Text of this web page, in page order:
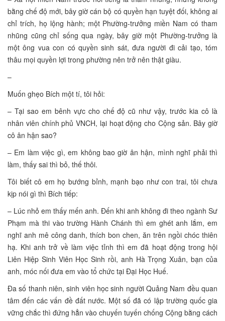
bằng chế độ mới, bây giờ cán bộ có quyền hạn tuyệt đối, không ai
chỉ trích, họ lộng hành; một Phường-trưởng miền Nam có tham
nhũng cũng chỉ sống qua ngày, bây giờ một Phường-trưởng là
một ông vua con có quyền sinh sát, đưa người đi cải tạo, tóm
thâu mọi quyền lợi trong phường nên trở nên thật giàu.
–
Muốn ghẹo Bích một tí, tôi hỏi:
– Tại sao em bênh vực cho chế độ cũ như vậy, trước kia cô là
nhân viên chính phủ VNCH, lại hoạt động cho Cộng sản. Bây giờ
cô ân hận sao?
– Em làm việc gì, em không bao giờ ân hận, mình nghĩ phải thì
làm, thấy sai thì bỏ, thế thôi.
Tôi biết cô em họ bướng bỉnh, mạnh bạo như con trai, tôi chưa
kịp nói gì thì Bích tiếp:
– Lúc nhỏ em thấy mến anh. Đến khi anh không đi theo ngành Sư
Phạm mà thi vào trường Hành Chánh thì em ghét anh lắm, em
nghĩ anh mê công danh, thích bon chen, ăn trên ngồi chóc thiên
hạ. Khi anh trở về làm việc tỉnh thì em đã hoạt động trong hội
Liên Hiệp Sinh Viên Học Sinh rồi, anh Hà Trọng Xuân, bạn của
anh, móc nối đưa em vào tổ chức tại Đại Học Huế.
Đa số thanh niên, sinh viên học sinh người Quảng Nam đều quan
tâm đến các vấn đề đất nước. Một số đã có lập trường quốc gia
vững chắc thì đứng hẳn vào chuyến tuyến chống Cộng bằng cách